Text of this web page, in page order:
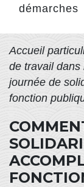
démarches
Accueil
de travail dans
journée de
fonction